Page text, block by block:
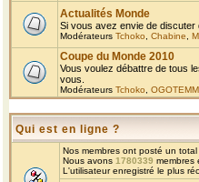
Actualités Monde
Si vous avez envie de discuter
Modérateurs Tchoko Chabine
Coupe du Monde 2010
Vous voulez débattre de tous
vous.
Modérateurs Tchoko
Qui est en ligne ?
Nos membres ont posté un total
Nous avons 1780339 membres
L'utilisateur enregistré le plus